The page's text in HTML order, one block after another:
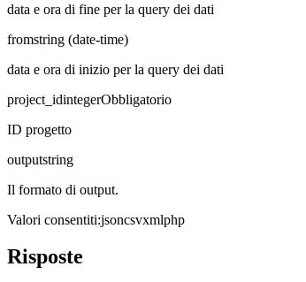
data e ora di fine per la query dei dati
fromstring (date-time)
data e ora di inizio per la query dei dati
project_idintegerObbligatorio
ID progetto
outputstring
Il formato di output.
Valori consentiti:jsoncsvxmlphp
Risposte